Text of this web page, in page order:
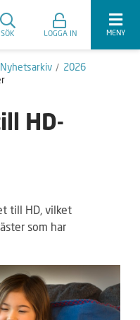
SÖK LOGGA IN MENY
Nyhetsarkiv
2026
HD-
till HD, vilket
som har